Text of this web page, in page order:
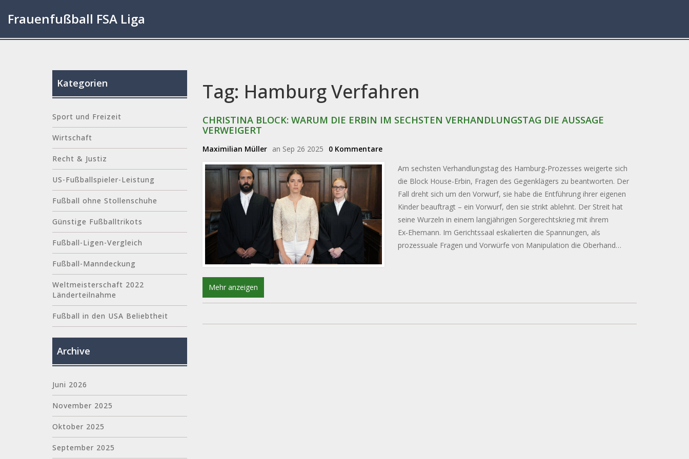
Frauenfußball FSA Liga
Tag: Hamburg Verfahren
CHRISTINA BLOCK: WARUM DIE ERBIN IM SECHSTEN VERHANDLUNGSTAG DIE AUSSAGE
VERWEIGERT
Maximilian Müller an Sep 26 2025
0 Kommentare
Am sechsten Verhandlungstag des Hamburg‑Prozesses weigerte sich
die Block House-Erbin, Fragen des Gegenklägers zu beantworten. Der
Fall dreht sich um den Vorwurf, sie habe die Entführung ihrer eigenen
Kinder beauftragt – ein Vorwurf, den sie strikt ablehnt. Der Streit hat
seine Wurzeln in einem langjährigen Sorgerechtskrieg mit ihrem
Ex‑Ehemann. Im Gerichtssaal eskalierten die Spannungen, als
prozessuale Fragen und Vorwürfe von Manipulation die Oberhand
Mehr anzeigen
Kategorien
Sport und Freizeit
Wirtschaft
Recht & Justiz
US-Fußballspieler-Leistung
Fußball ohne Stollenschuhe
Günstige Fußballtrikots
Fußball-Ligen-Vergleich
Fußball-Manndeckung
Weltmeisterschaft 2022
Länderteilnahme
Fußball in den USA Beliebtheit
Archive
Juni 2026
November 2025
Oktober 2025
September 2025